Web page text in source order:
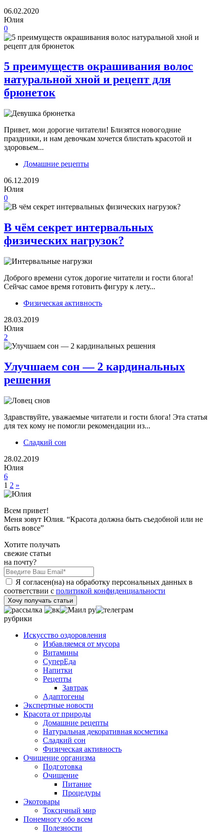
06.02.2020
Юлия
0
5 преимуществ окрашивания волос
натуральной хной и рецепт для
брюнеток
Привет, мои дорогие читатели! Близятся новогодние
праздники, и нам девочкам хочется блистать красотой и
здоровьем...
Домашние рецепты
06.12.2019
Юлия
0
В чём секрет интервальных
физических нагрузок?
Доброго времени суток дорогие читатели и гости блога!
Сейчас самое время готовить фигуру к лету...
Физическая активность
28.03.2019
Юлия
2
Улучшаем сон — 2 кардинальных
решения
Здравствуйте, уважаемые читатели и гости блога! Эта статья
для тех кому не помогли рекомендации из...
Сладкий сон
28.02.2019
Юлия
6
1 2 »
Всем привет!
Меня зовут Юлия. “Красота должна быть съедобной или не
быть вовсе”
Хотите получать
свежие статьи
на почту?
Я согласен(на) на обработку персональных данных в
соответствии с политикой конфиденциальности
Хочу получать статьи
рубрики
Искусство оздоровления
Избавляемся от мусора
Витамины
СуперЕда
Напитки
Рецепты
Завтрак
Адаптогены
Экспертные новости
Красота от природы
Домашние рецепты
Натуральная декоративная косметика
Сладкий сон
Физическая активность
Очищение организма
Подготовка
Очищение
Питание
Процедуры
Экотовары
Токсичный мир
Понемногу обо всем
Полезности